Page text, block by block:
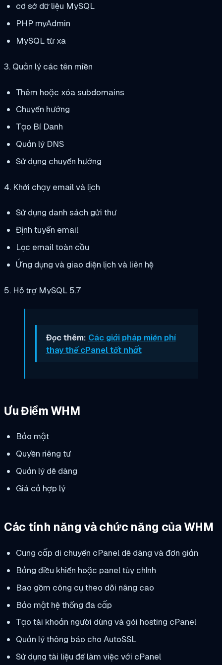
cơ sở dữ liệu MySQL
PHP myAdmin
MySQL từ xa
3. Quản lý các tên miền
Thêm hoặc xóa subdomains
Chuyển hướng
Tạo Bí Danh
Quản lý DNS
Sử dụng chuyển hướng
4. Khởi chạy email và lịch
Sử dụng danh sách gửi thư
Định tuyến email
Lọc email toàn cầu
Ứng dụng và giao diện lịch và liên hệ
5. Hỗ trợ MySQL 5.7
Đọc thêm: Các giải pháp miễn phí
thay thế cPanel tốt nhất
Ưu Điểm WHM
Bảo mật
Quyền riêng tư
Quản lý dễ dàng
Giá cả hợp lý
Các tính năng và chức năng của WHM
Cung cấp di chuyển cPanel dễ dàng và đơn giản
Bảng điều khiển hoặc panel tùy chỉnh
Bao gồm công cụ theo dõi nâng cao
Bảo mật hệ thống đa cấp
Tạo tài khoản người dùng và gói hosting cPanel
Quản lý thông báo cho AutoSSL
Sử dụng tài liệu để làm việc với cPanel